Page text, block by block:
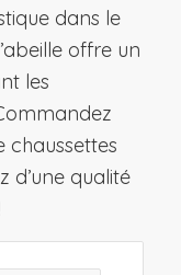
dans le
offre un
les
d’une qualité